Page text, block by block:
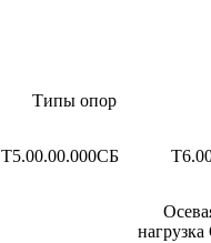
Типы опор
Т5.00.00.000СБ
нагрузка